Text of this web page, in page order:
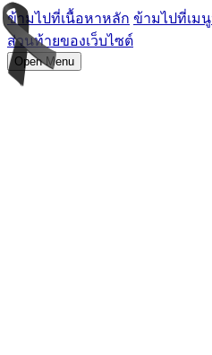
ข้ามไปที่เนื้อหาหลัก ข้ามไปที่เม
ส่วนท้ายของเว็บไซต์
Open Menu